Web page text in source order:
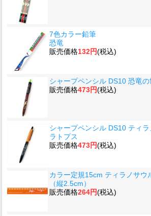
7色カラー鉛筆
恐竜
販売価格132円(税込)
シャープペンシル DS10 恐竜の
販売価格473円(税込)
シャープペンシル DS10 ティ
ラトプス
販売価格473円(税込)
カラー定規15cm ティラノサウ
（縦2.5cm）
販売価格264円(税込)